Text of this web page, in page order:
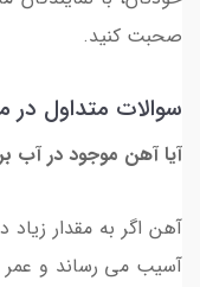
صحبت کنید.
سوالات متداول
آیا آهن موجود در آب
آهن اگر به مقدار
آسیب می رساند و